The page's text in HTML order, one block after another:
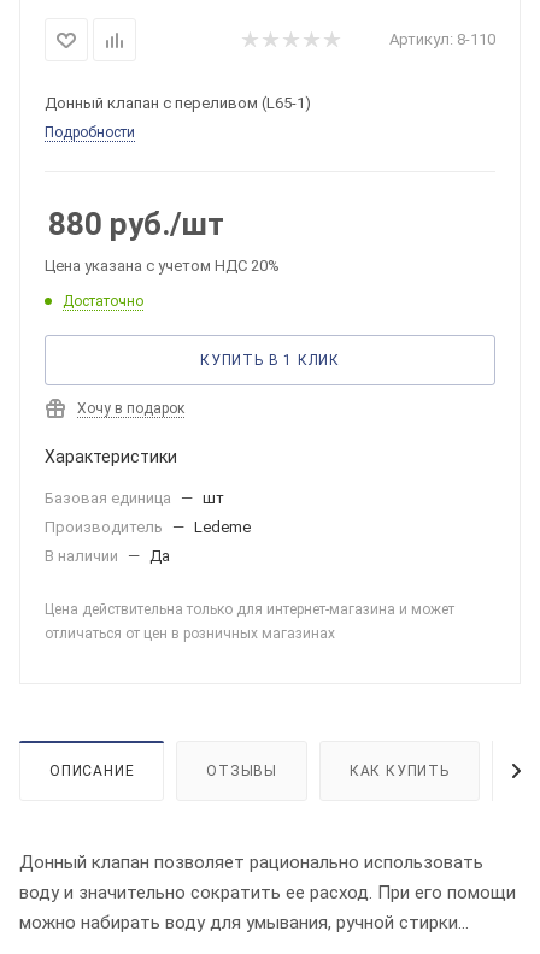
Артикул: 8-110
Донный клапан с переливом (L65-1)
Подробности
880 руб./шт
Цена указана с учетом НДС 20%
Достаточно
КУПИТЬ В 1 КЛИК
Хочу в подарок
Характеристики
Базовая единица — шт
Производитель
— Ledeme
В наличии
— Да
Цена действительна только для интернет-магазина и может
отличаться от цен в розничных магазинах
ОПИСАНИЕ ОТЗЫВЫ КАК КУПИТЬ
Донный клапан позволяет рационально использовать
воду и значительно сократить ее расход. При его помощи
можно набирать воду для умывания, ручной стирки